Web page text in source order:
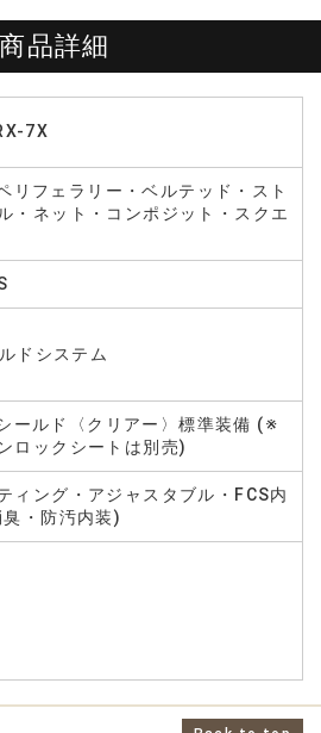
商品詳細
7X
リフェラリー・ベルテッド・スト
・ネット・コンポジット・スクエ
ドシステム
ールド〈クリアー〉標準装備 (※
ロックシートは別売)
ィング・アジャスタブル・FCS内
・防汚内装)